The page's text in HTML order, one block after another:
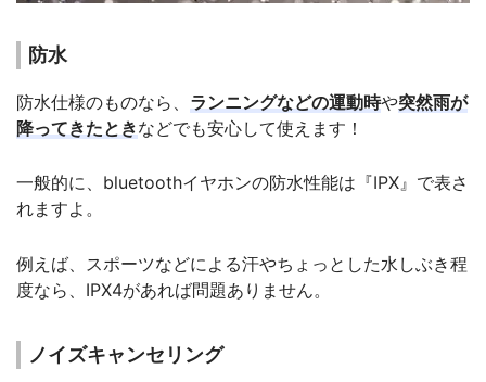
防水
防水仕様のものなら、 ランニングなどの運動時や突然雨が
降ってきたときなどでも安心して使えます！
一般的に、bluetoothイヤホンの防水性能は『IPX』で表さ
れますよ。
例えば、スポーツなどによる汗やちょっとした水しぶき程
度なら、IPX4があれば問題ありません。
ノイズキャンセリング